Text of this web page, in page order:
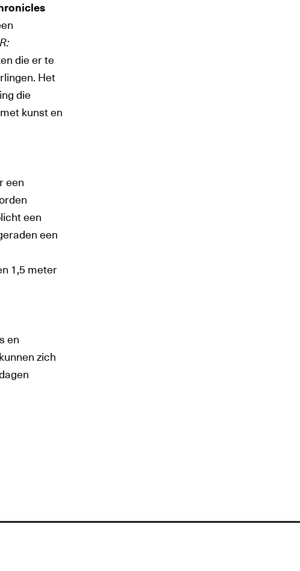
die er te
Het
die
kunst en
een
een
een
1,5 meter
en
zich